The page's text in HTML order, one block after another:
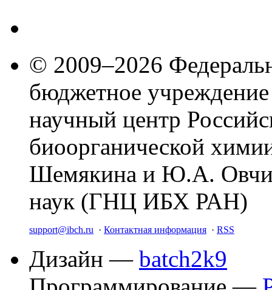
© 2009–2026
бюджетное
научный центр
биоорганической
Шемякина и Ю.А.
наук (ГНЦ ИБХ РАН)
support@ibch.ru · Контактная информация · RSS
Дизайн — batch2k9